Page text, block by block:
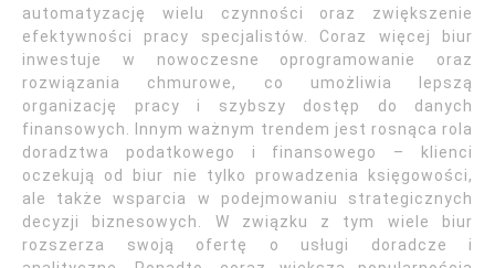
automatyzację wielu czynności oraz zwiększenie
efektywności pracy specjalistów. Coraz więcej biur
inwestuje w nowoczesne oprogramowanie oraz
rozwiązania chmurowe, co umożliwia lepszą
organizację pracy i szybszy dostęp do danych
finansowych. Innym ważnym trendem jest rosnąca rola
doradztwa podatkowego i finansowego – klienci
oczekują od biur nie tylko prowadzenia księgowości,
ale także wsparcia w podejmowaniu strategicznych
decyzji biznesowych. W związku z tym wiele biur
rozszerza swoją ofertę o usługi doradcze i